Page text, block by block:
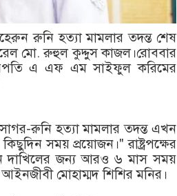
রুনি হত্যা মামলার তদন্ত শেষ
মো. রুহুল কুদ্দুস কাজল।রোববার
এ এফ এম সাইফুল করিমের
রুনি হত্যা মামলার তদন্ত এখন
সময় প্রয়োজন।" রাষ্ট্রপক্ষের
দাখিলের জন্য আরও ৬ মাস সময়
আইনজীবী মোহাম্মদ শিশির মনির।